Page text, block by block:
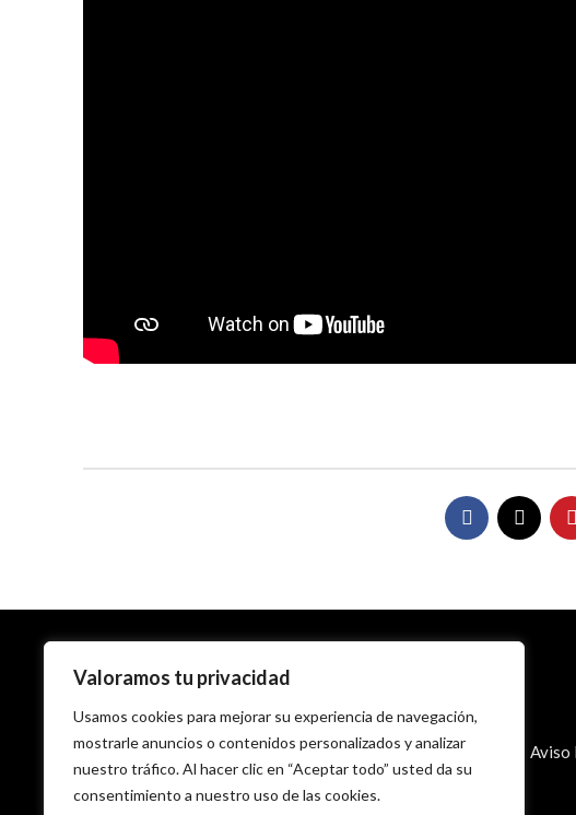
Valoramos tu privacidad
Usamos cookies para mejorar su experiencia de navegación,
mostrarle anuncios o contenidos personalizados y analizar
nuestro tráfico. Al hacer clic en “Aceptar todo” usted da su
consentimiento a nuestro uso de las cookies.
Aviso